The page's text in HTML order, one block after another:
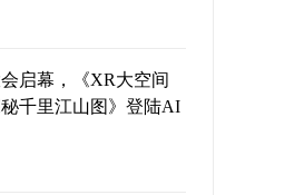
启幕，《XR大空间
千里江山图》登陆AI